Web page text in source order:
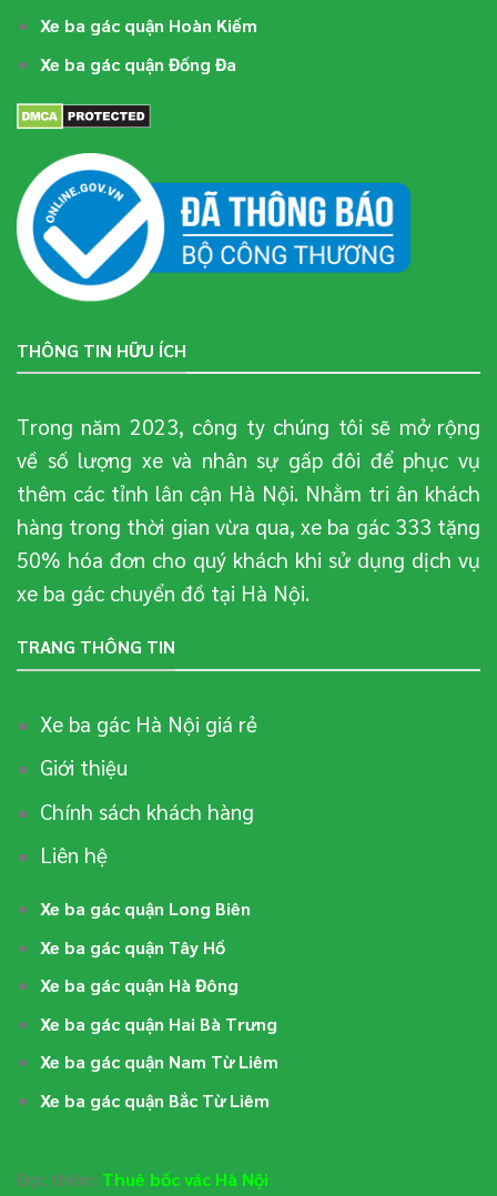
Xe ba gác quận Hoàn Kiếm
Xe ba gác quận Đống Đa
THÔNG TIN HỮU ÍCH
Trong năm 2023, công ty chúng tôi sẽ mở rộng
về số lượng xe và nhân sự gấp đôi để phục vụ
thêm các tỉnh lân cận Hà Nội. Nhằm tri ân khách
hàng trong thời gian vừa qua, xe ba gác 333 tặng
50% hóa đơn cho quý khách khi sử dụng dịch vụ
xe ba gác chuyển đồ tại Hà Nội.
TRANG THÔNG TIN
Xe ba gác Hà Nội giá rẻ
Giới thiệu
Chính sách khách hàng
Liên hệ
Xe ba gác quận Long Biên
Xe ba gác quận Tây Hồ
Xe ba gác quận Hà Đông
Xe ba gác quận Hai Bà Trưng
Xe ba gác quận Nam Từ Liêm
Xe ba gác quận Bắc Từ Liêm
Đọc thêm: Thuê bốc vác Hà Nội